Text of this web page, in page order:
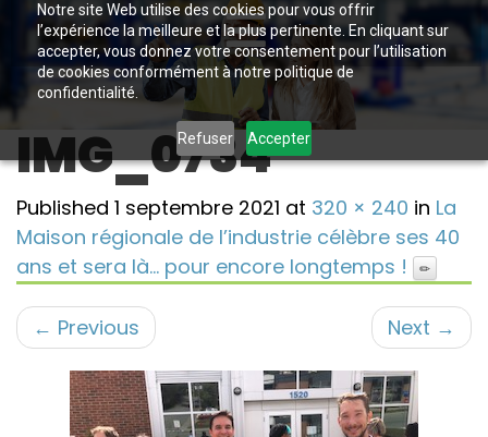
Notre site Web utilise des cookies pour vous offrir
l’expérience la meilleure et la plus pertinente. En cliquant sur
accepter, vous donnez votre consentement pour l’utilisation
de cookies conformément à notre politique de
confidentialité.
Refuser Accepter
IMG_0734
Published 1 septembre 2021 at 320 × 240 in La
Maison régionale de l’industrie célèbre ses 40
ans et sera là… pour encore longtemps !
← Previous Next →